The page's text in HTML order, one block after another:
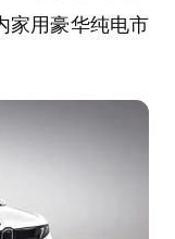
家用豪华纯电市